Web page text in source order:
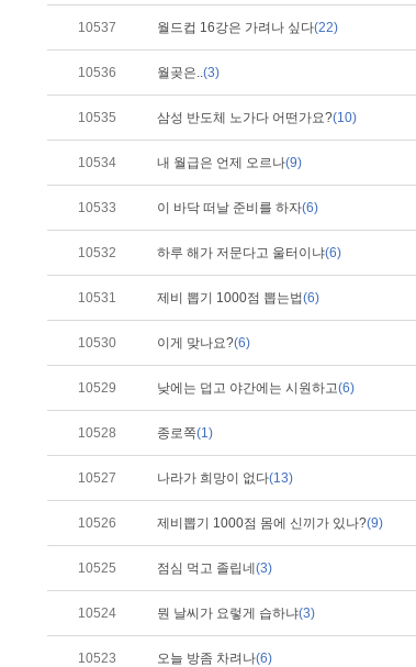
10537 월드컵 16강은 가려나 싶다(22)
10536 월곶은..(3)
10535 삼성 반도체 노가다 어떤가요?(10)
10534 내 월급은 언제 오르나(9)
10533 이 바닥 떠날 준비를 하자(6)
10532 하루 해가 저문다고 울터이냐(6)
10531 제비 뽑기 1000점 뽑는법(6)
10530 이게 맞나요?(6)
10529 낮에는 덥고 야간에는 시원하고(6)
10528 종로쪽(1)
10527 나라가 희망이 없다(13)
10526 제비뽑기 1000점 몸에 신끼가 있나?(9)
10525 점심 먹고 졸립네 (3)
10524 뭔 날씨가 요렇게 습하냐(3)
10523 오늘 방좀 차려나(6)